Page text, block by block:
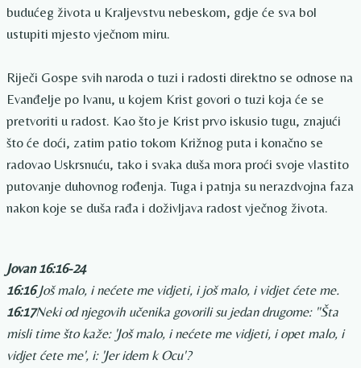
budućeg života u Kraljevstvu nebeskom, gdje će sva bol
ustupiti mjesto vječnom miru.
Riječi Gospe svih naroda o tuzi i radosti direktno se odnose na
Evanđelje po Ivanu, u kojem Krist govori o tuzi koja će se
pretvoriti u radost. Kao što je Krist prvo iskusio tugu, znajući
što će doći, zatim patio tokom Križnog puta i konačno se
radovao Uskrsnuću, tako i svaka duša mora proći svoje vlastito
putovanje duhovnog rođenja. Tuga i patnja su nerazdvojna faza
nakon koje se duša rađa i doživljava radost vječnog života.
Jovan 16:16-24
16:16Još malo, i nećete me vidjeti, i još malo, i vidjet ćete me.
16:17Neki od njegovih učenika govorili su jedan drugome: "Šta
misli time što kaže: 'Još malo, i nećete me vidjeti, i opet malo, i
vidjet ćete me', i: 'Jer idem k Ocu'?